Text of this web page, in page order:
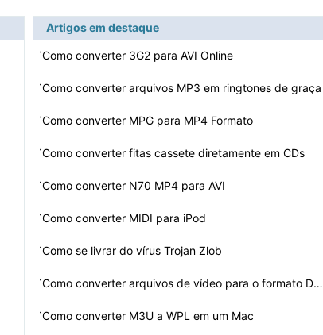
Artigos em destaque
·Como converter 3G2 para AVI Online
·Como converter arquivos MP3 em ringtones de graça
·Como converter MPG para MP4 Formato
·Como converter fitas cassete diretamente em CDs
·Como converter N70 MP4 para AVI
·Como converter MIDI para iPod
·Como se livrar do vírus Trojan Zlob
· Como converter arquivos de vídeo para o formato DVD gr…
·Como converter M3U a WPL em um Mac